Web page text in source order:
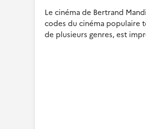
Le cinéma de Bertrand
codes du cinéma populaire
de plusieurs genres, est